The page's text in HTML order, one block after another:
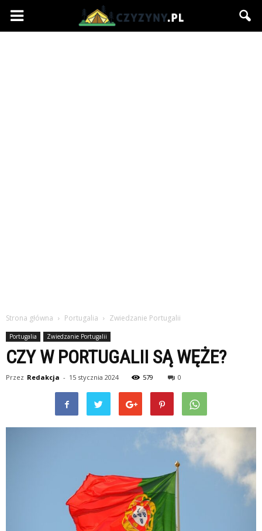
Czyzyny.pl
Strona główna Portugalia Zwiedzanie Portugalii
Portugalia Zwiedzanie Portugalii
CZY W PORTUGALII SĄ WĘŻE?
Przez Redakcja - 15 stycznia 2024 579 0